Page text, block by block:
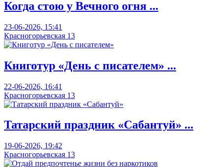
Когда стою у Вечного огня ...
23-06-2026, 15:41
Красногорьевская 13
Книготур «День с писателем» ...
22-06-2026, 16:41
Красногорьевская 13
Татарский праздник «Сабантуй» ...
19-06-2026, 19:42
Красногорьевская 13